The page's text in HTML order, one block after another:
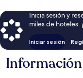
Inicia sesión y
miles de hoteles.
Iniciar sesión